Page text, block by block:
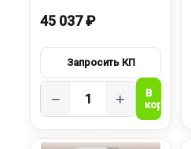
45 037 ₽
− +